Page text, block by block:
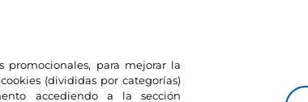
promocionales, para mejorar la
(divididas por categorías)
accediendo a la sección